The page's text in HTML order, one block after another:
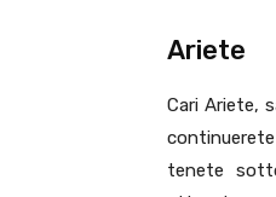
Ariete
Cari Ariete,
tenete